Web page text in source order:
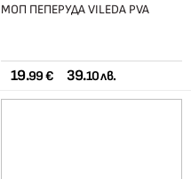
МОП ПЕПЕРУДА VILEDA PVA
19.99 € 39.10 лв.